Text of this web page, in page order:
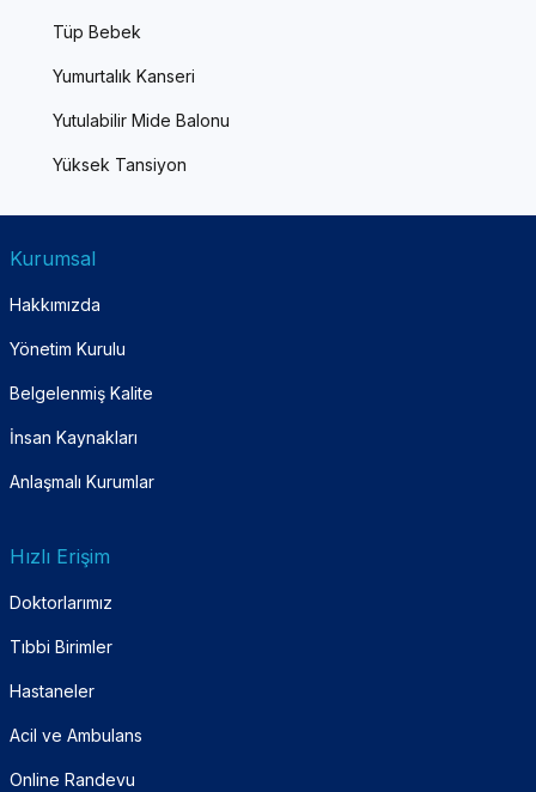
Tüp Bebek
Yumurtalık Kanseri
Yutulabilir Mide Balonu
Yüksek Tansiyon
Kurumsal
Hakkımızda
Yönetim Kurulu
Belgelenmiş Kalite
İnsan Kaynakları
Anlaşmalı Kurumlar
Hızlı Erişim
Doktorlarımız
Tıbbi Birimler
Hastaneler
Acil ve Ambulans
Online Randevu